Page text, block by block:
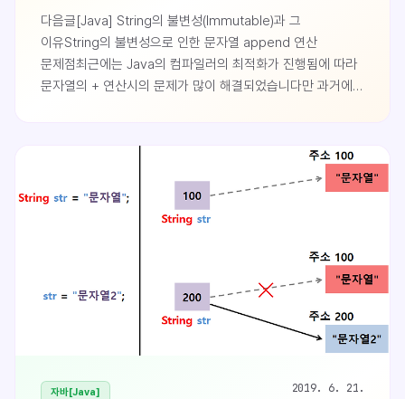
다음글[Java] String의 불변성(Immutable)과 그
이유String의 불변성으로 인한 문자열 append 연산
문제점최근에는 Java의 컴파일러의 최적화가 진행됨에 따라
문자열의 + 연산시의 문제가 많이 해결되었습니다만 과거에는
리터럴을 더해 사용합니다. 여기서는 아주 간단한 sql을
작성해 보았지만 회계관련 ERP 시스템과의 연동을 하는
경우에는 쿼리는 수십 ~ 수백줄이 되기도 합니다. 조건으로
사용하는 컬럼이 늘어날수록 + 연산은 그만큼
자바[Java] 2019. 6. 21.